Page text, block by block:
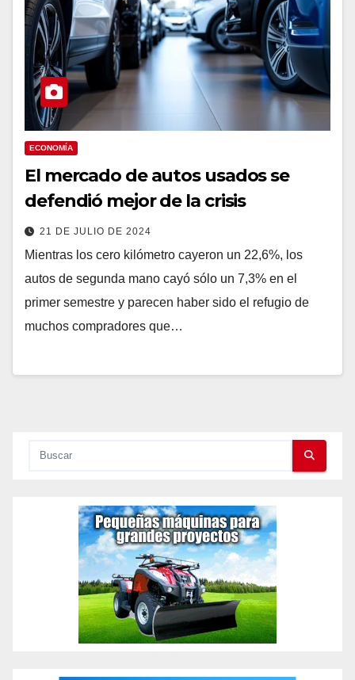
ECONOMÍA
El mercado de autos usados se
defendió mejor de la crisis
21 DE JULIO DE 2024
Mientras los cero kilómetro cayeron un 22,6%, los
autos de segunda mano cayó sólo un 7,3% en el
primer semestre y parecen haber sido el refugio de
muchos compradores que…